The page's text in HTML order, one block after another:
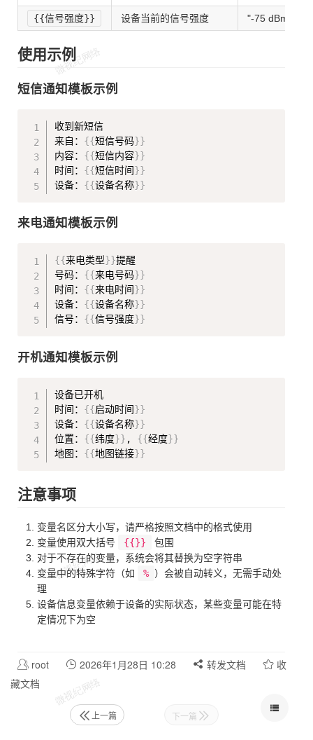
{{信号强度}} 设备当前的信号强度 "-75 dBm"
使用示例
短信通知模板示例
收到新短信
来自： {{短信号码}}
内容： {{短信内容}}
时间： {{短信时间}}
设备： {{设备名称}}
来电通知模板示例
{{来电类型}}提醒
号码： {{来电号码}}
时间： {{来电时间}}
设备： {{设备名称}}
信号： {{信号强度}}
开机通知模板示例
设备已开机
时间： {{启动时间}}
设备： {{设备名称}}
位置： {{纬度}} , {{经度}}
地图： {{地图链接}}
注意事项
变量名区分大小写，请严格按照文档中的格式使用
变量使用双大括号
{{}}
包围
对于不存在的变量，系统会将其替换为空字符串
变量中的特殊字符（如
% ）会被自动转义，无需手动处
理
设备信息变量依赖于设备的实际状态，某些变量可能在特
定情况下为空
root 2026年1月28日 10:28 转发文档
收
藏文档
上一篇 下一篇